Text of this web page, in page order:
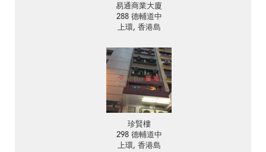
易通商業大廈
288 德輔道中
上環, 香港島
珍賢樓
298 德輔道中
上環, 香港島